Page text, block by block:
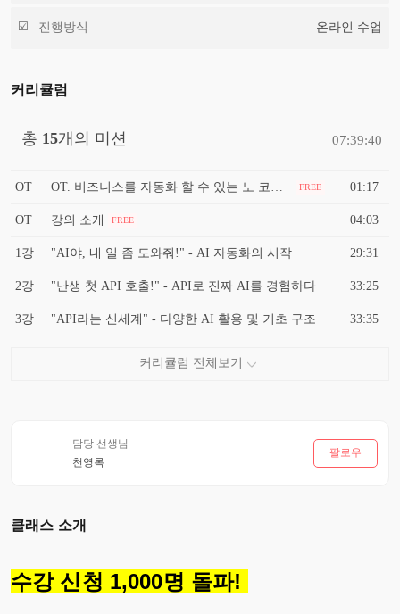
진행방식 온라인 수업
커리큘럼
총 15개의 미션 07:39:40
OT FREE 01:17
OT 강의 소개 FREE 04:03
1강 "AI야, 내 일 좀 도와줘!" - AI 자동화의 시작 29:31
2강 "난생 첫 API 호출!" - API로 진짜 AI를 경험하다 33:25
3강 "API라는 신세계" - 다양한 AI 활용 및 기초 구조 33:35
담당 선생님
천영록
팔로우
클래스 소개
수강 신청 1,000명 돌파!